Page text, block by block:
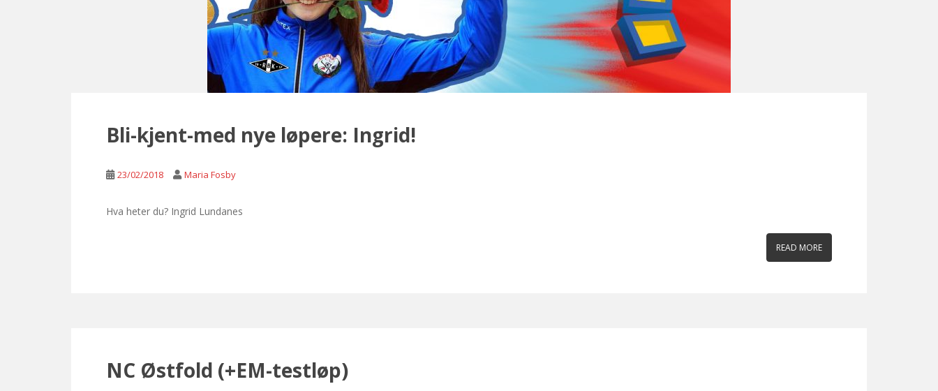
Bli-kjent-med nye løpere: Ingrid!
23/02/2018 Maria Fosby
Hva heter du? Ingrid Lundanes
READ MORE
NC Østfold (+EM-testløp)